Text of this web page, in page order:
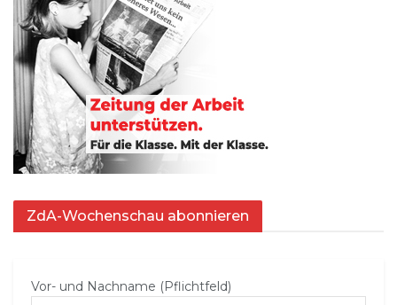
ZdA-Wochenschau abonnieren
Vor- und Nachname (Pflichtfeld)